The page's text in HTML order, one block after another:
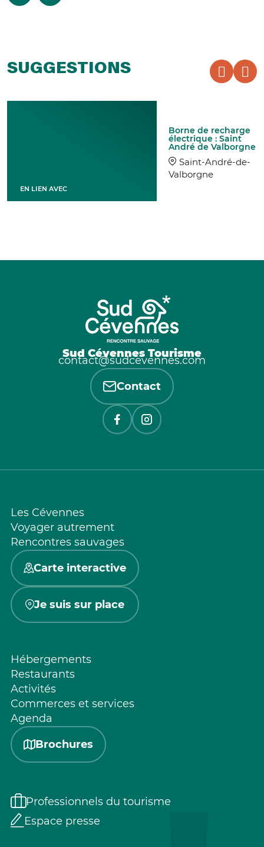
SUGGESTIONS
Borne de recharge
électrique : Saint
André de Valborgne
Saint-André-de-
Valborgne
EN LIEN AVEC
Sud Cévennes Tourisme
contact@sudcevennes.com
Contact
Les Cévennes
Voyager autrement
Rencontres sauvages
Carte interactive
Je suis sur place
Hébergements
Restaurants
Activités
Commerces et services
Agenda
Brochures
Professionnels du tourisme
Espace presse